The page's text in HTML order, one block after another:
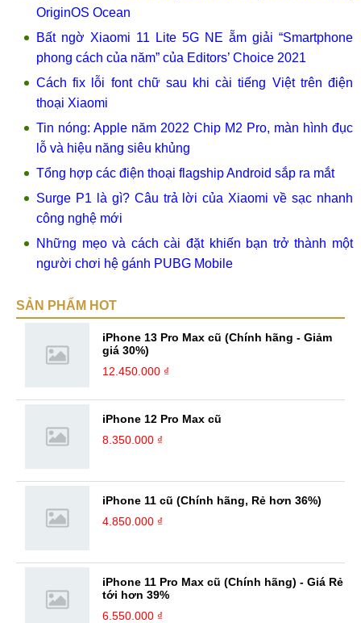
OriginOS Ocean
Bất ngờ Xiaomi 11 Lite 5G NE ẵm giải “Smartphone
phong cách của năm” của Editors’ Choice 2021
Cách fix lỗi font chữ sau khi cài tiếng Việt trên điện
thoại Xiaomi
Tin nóng: Apple năm 2022 Chip M2 Pro, màn hình đục
lỗ và hiệu năng siêu khủng
Tổng hợp các điện thoại flagship Android sắp ra mắt
Surge P1 là gì? Câu trả lời của Xiaomi về sạc nhanh
công nghệ mới
Những mẹo và cách cài đặt khiến bạn trở thành một
người chơi hệ gánh PUBG Mobile
SẢN PHẨM HOT
iPhone 13 Pro Max cũ (Chính hãng - Giảm
giá 30%)
12.450.000 ₫
iPhone 12 Pro Max cũ
8.350.000 ₫
iPhone 11 cũ (Chính hãng, Rẻ hơn 36%)
4.850.000 ₫
iPhone 11 Pro Max cũ (Chính hãng) - Giá Rẻ
tới hơn 39%
6.550.000 ₫